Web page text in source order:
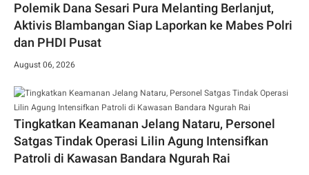
Polemik Dana Sesari Pura Melanting Berlanjut,
Aktivis Blambangan Siap Laporkan ke Mabes Polri
dan PHDI Pusat
August 06, 2026
Tingkatkan Keamanan Jelang Nataru, Personel
Satgas Tindak Operasi Lilin Agung Intensifkan
Patroli di Kawasan Bandara Ngurah Rai